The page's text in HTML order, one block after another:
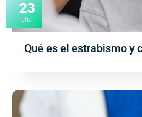
23
Jul
Qué es el estrabismo y